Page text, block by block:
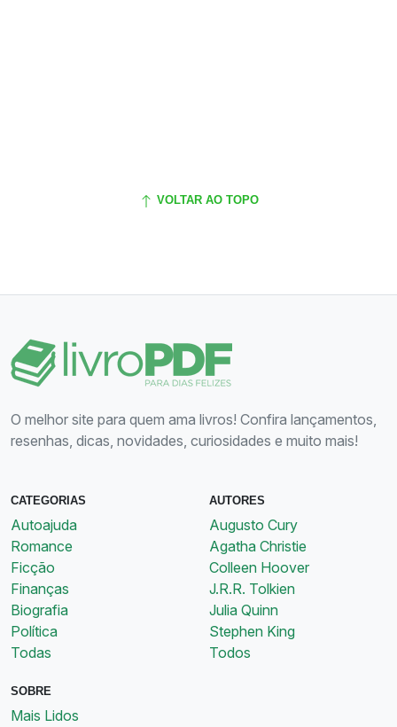
VOLTAR AO TOPO
O melhor site para quem ama livros! Confira lançamentos,
resenhas, dicas, novidades, curiosidades e muito mais!
CATEGORIAS
Autoajuda
Romance
Ficção
Finanças
Biografia
Política
Todas
AUTORES
Augusto Cury
Agatha Christie
Colleen Hoover
J.R.R. Tolkien
Julia Quinn
Stephen King
Todos
SOBRE
Mais Lidos